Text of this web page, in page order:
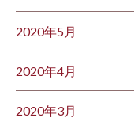
2020年5月
2020年4月
2020年3月